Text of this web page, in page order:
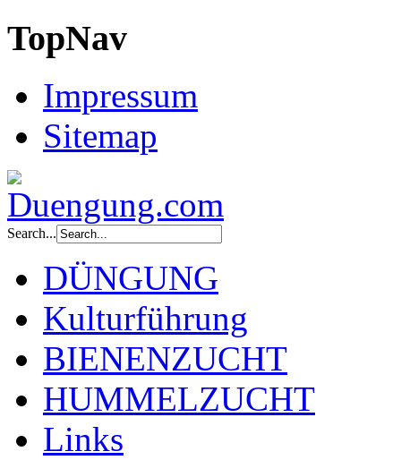
TopNav
Impressum
Sitemap
Search...
DÜNGUNG
Kulturführung
BIENENZUCHT
HUMMELZUCHT
Links